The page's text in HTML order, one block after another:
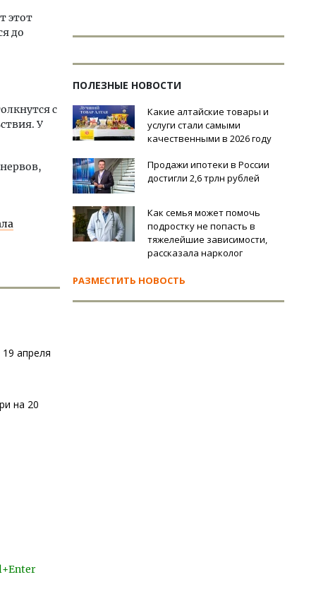
этот
до
с
У
апреля
на 20
ПОЛЕЗНЫЕ НОВОСТИ
Какие алтайские товары и
услуги стали самыми
качественными в 2026 году
Продажи ипотеки в России
достигли 2,6 трлн рублей
Как семья может помочь
подростку не попасть в
тяжелейшие зависимости,
рассказала нарколог
РАЗМЕСТИТЬ НОВОСТЬ